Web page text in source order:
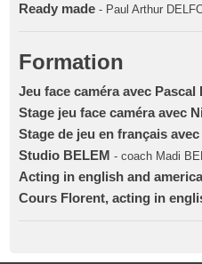
Ready made - Paul Arthur
Formation
Jeu face caméra avec Pascal
Stage jeu face caméra avec
Stage de jeu en français
Studio BELEM - coach Madi
Acting in english and
Cours Florent, acting in